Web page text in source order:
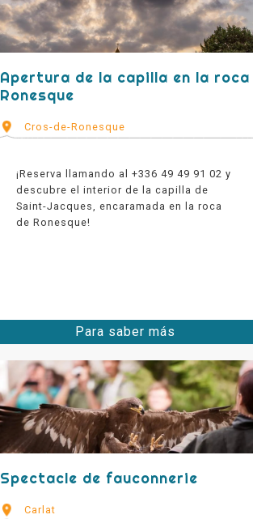
Apertura de la capilla en la roca
Ronesque
Cros-de-Ronesque
¡Reserva llamando al +336 49 49 91 02 y
descubre el interior de la capilla de
Saint-Jacques, encaramada en la roca
de Ronesque!
Para saber más
Spectacle de fauconnerie
Carlat